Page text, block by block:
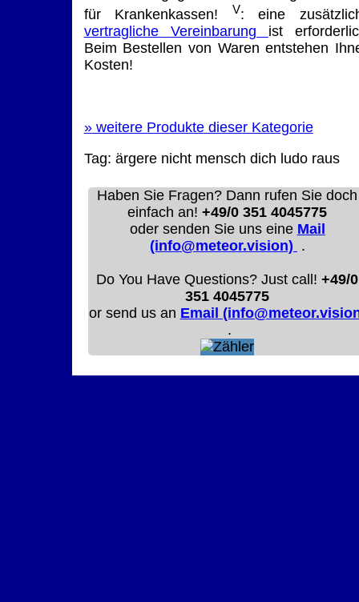
für Krankenkassen!
V: eine
vertragliche Vereinbarung ist
Beim Bestellen von Waren entstehen
Kosten!
»weitere Produkte dieser Kategorie
Tag: ärgere nicht mensch dich ludo raus
Haben Sie Fragen? Dann rufen Sie doch
einfach an!+49/0 351 4045775
oder senden Sie uns eine Mail
(info@meteor.vision) .
Do You Have Questions? Just call!+49/0
351 4045775
or send us an Email
.